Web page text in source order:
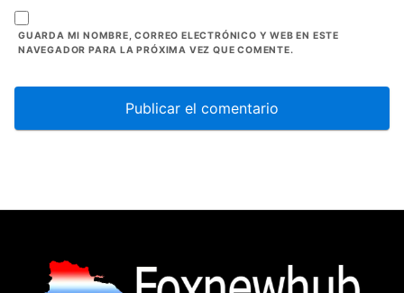
GUARDA MI NOMBRE, CORREO ELECTRÓNICO Y WEB EN ESTE
NAVEGADOR PARA LA PRÓXIMA VEZ QUE COMENTE.